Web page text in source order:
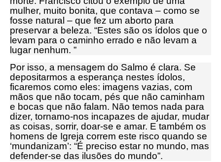
mulher, muito bonita, que contava – como se
fosse natural – que fez um aborto para
preservar a beleza. “Estes são os ídolos que o
levam para o caminho errado e não levam a
lugar nenhum. ”
Por isso, a mensagem do Salmo é clara. Se
depositarmos a esperança nestes ídolos,
ficaremos como eles: imagens vazias, com
mãos que não tocam, pés que não caminham
e bocas que não falam. Não temos nada para
dizer, tornamo-nos incapazes de ajudar, mudar
as coisas, sorrir, doar-se e amar. E também os
homens de Igreja correm este risco quando se
‘mundanizam’: “É preciso estar no mundo, mas
defender-se das ilusões do mundo”.